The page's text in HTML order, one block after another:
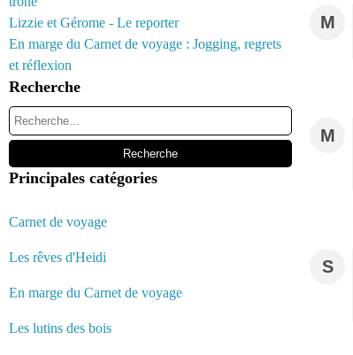
Lizzie et Gérome - Le reporter
En marge du Carnet de voyage : Jogging, regrets
et réflexion
Recherche
Principales catégories
Carnet de voyage
Les rêves d'Heidi
En marge du Carnet de voyage
Les lutins des bois
M
M
S